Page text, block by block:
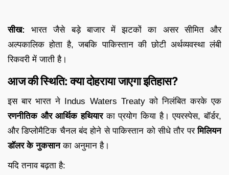
सीख:
भारत जैसे बड़े बाजार में झटकों का असर सीमित और
अल्पकालिक होता है, जबकि पाकिस्तान की छोटी अर्थव्यवस्था लंबी
रिकवरी में जाती है।
आज की स्थिति: क्या दोहराया जाएगा इतिहास?
इस बार भारत ने Indus Waters Treaty को निलंबित करके एक
रणनीतिक और आर्थिक हथियारका प्रयोग किया है। एयरस्पेस, बॉर्डर,
और डिप्लोमैटिक चैनल बंद होने से पाकिस्तान को सीधे तौर परमिलियन
डॉलर के नुकसानका अनुमान है।
यदि तनाव बढ़ता है: